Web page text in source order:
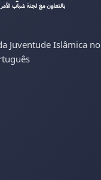
Juventude Islâmica no